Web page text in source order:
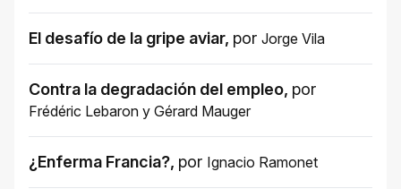
El desafío de la gripe aviar, por Jorge Vila
Contra la degradación del empleo, por
Frédéric Lebaron y Gérard Mauger
¿Enferma Francia?, por Ignacio Ramonet